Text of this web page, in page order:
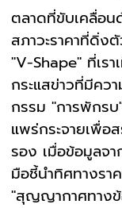
ตลาดที่ขับเคลื่อน
สภาวะราคาที่ดิ่ง
"V-Shape" ที่เร
กระแสข่าวที่มีคว
กรรม "การพักร
แพร่กระจายเพื่อ
รอง เมื่อข้อมูลจา
มือชี้นำทิศทางรา
"สุญญากาศทาง